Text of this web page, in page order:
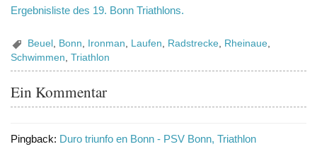
Ergebnisliste des 19. Bonn Triathlons.
Beuel Bonn Ironman Laufen Radstrecke Rheinaue
Schwimmen,Triathlon
Ein Kommentar
Pingback: Duro triunfo en Bonn - PSV Bonn, Triathlon